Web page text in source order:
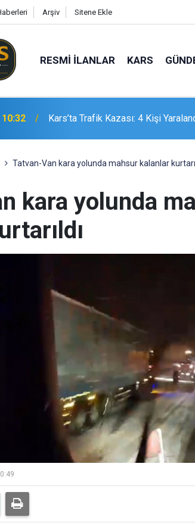
Arşiv Sitene Ekle
RESMI İLANLAR KARS
10:19 Alanyaspor, Erzurum kampını
Tatvan-Van kara yolunda mahsur kalanlar
kara yolunda